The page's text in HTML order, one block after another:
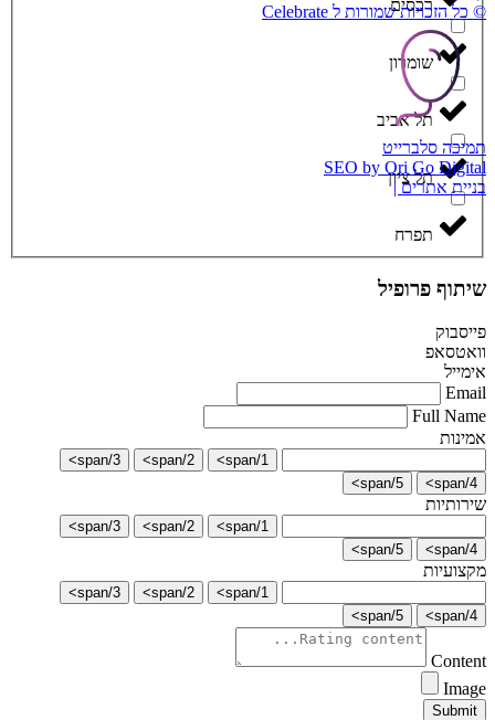
רכסים
שומרון
תל אביב
תל ציון
תפרח
© כל הזכויות שמורות ל Celebrate
תמיכה סלברייט
SEO by Ori Go Digital
בניית אתרים |
שיתוף פרופיל
פייסבוק
וואטסאפ
אימייל
Email
Full Name
אמינות
1/span>
2/span>
3/span>
4/span>
5/span>
שירותיות
1/span>
2/span>
3/span>
4/span>
5/span>
מקצועיות
1/span>
2/span>
3/span>
4/span>
5/span>
Content
Image
Submit